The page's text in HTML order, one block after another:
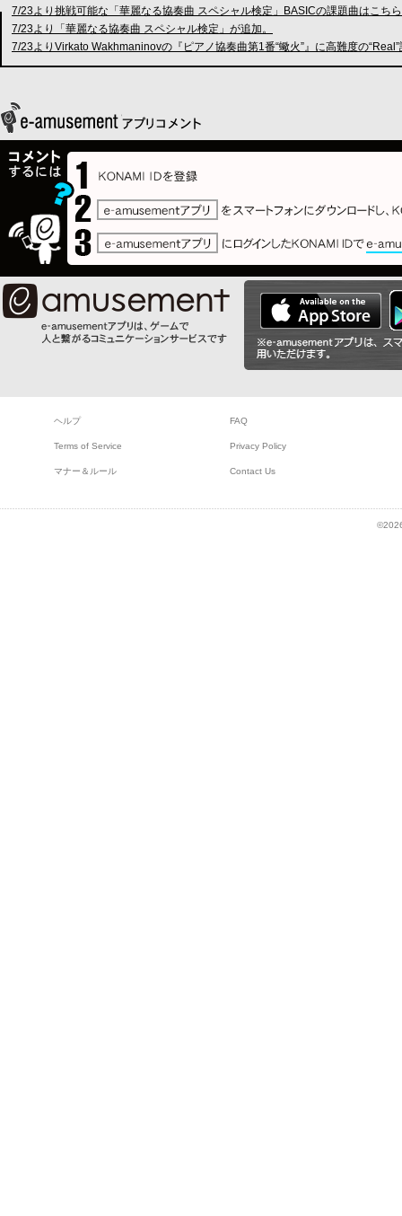
7/23より挑戦可能な「華麗なる協奏曲 スペシャル検定」BASICの課題曲はこち
7/23より「華麗なる協奏曲 スペシャル検定」が追加。
7/23よりVirkato Wakhmaninovの『ピアノ協奏曲第1番“蠍火”』に高難度の
ヘルプ FAQ
Terms of Service Privacy Policy
マナー＆ルール Contact Us